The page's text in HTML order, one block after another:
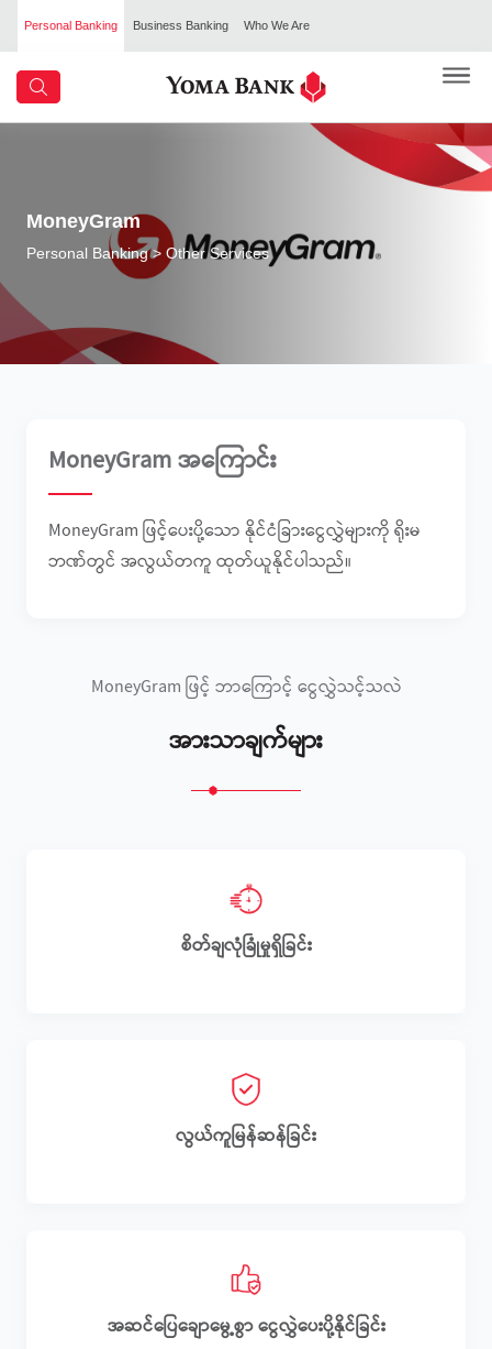
Personal Banking Business Banking Who We Are
MoneyGram
Personal Banking> Other Services
MoneyGram အကြောင်း
MoneyGram ဖြင့်ပေးပို့သော နိုင်ငံခြားငွေလွှဲများကို ရိုးမ
ဘဏ်တွင် အလွယ်တကူ ထုတ်ယူနိုင်ပါသည်။
MoneyGram ဖြင့် ဘာကြောင့် ငွေလွှဲသင့်သလဲ
အားသာချက်များ
စိတ်ချလုံခြုံမှုရှိခြင်း
လွယ်ကူမြန်ဆန်ခြင်း
အဆင်ပြေချောမွေ့‌စွာ ငွေလွှဲပေးပို့နိုင်ခြင်း